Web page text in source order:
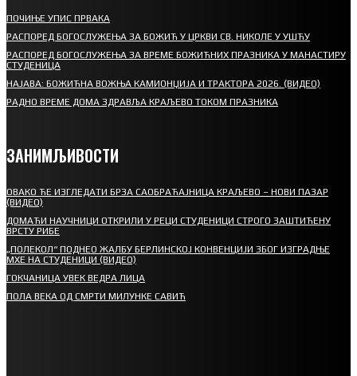
ПОЧИЊЕ УПИС ПРВАКА
РАСПОРЕД БОГОСЛУЖЕЊА ЗА БОЖИЋ У ЦРКВИ СВ. НИКОЛЕ У УШЋУ
РАСПОРЕД БОГОСЛУЖЕЊА ЗА ВРЕМЕ БОЖИЋНИХ ПРАЗНИКА У МАНАСТИРУ
СТУДЕНИЦА
НАЈАВА: БОЖИЋНА ВОЖЊА КАМИОНЏИЈА И ТРАКТОРА 2026. (ВИДЕО)
РАДНО ВРЕМЕ ДОМА ЗДРАВЉА КРАЉЕВО ТОКОМ ПРАЗНИКА
ЗАНИМЉИВОСТИ
ОВАКО ЋЕ ИЗГЛЕДАТИ БРЗА САОБРАЋАЈНИЦА КРАЉЕВО – НОВИ ПАЗАР
(ВИДЕО)
ДОМАЋИ НАУЧНИЦИ ОТКРИЛИ У РЕЦИ СТУДЕНИЦИ СТРОГО ЗАШТИЋЕНУ
ВРСТУ РИБЕ
„ПОЛЕКОЛ“ ПОДНЕО ЖАЛБУ БЕРЛИНСКОЈ КОНВЕНЦИЈИ ЗБОГ ИЗГРАДЊЕ
МХЕ НА СТУДЕНИЦИ (ВИДЕО)
ГОКЧАНИЦА УВЕК ВЕДРА ЛИЦА
ПОЛА ВЕКА ОД СМРТИ МИЛУНКЕ САВИЋ